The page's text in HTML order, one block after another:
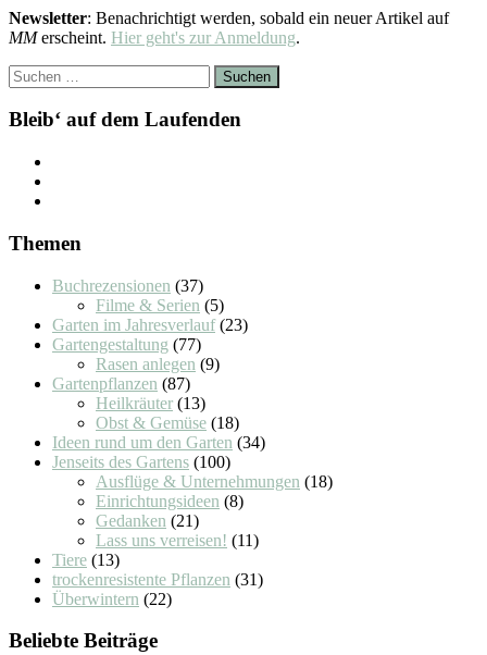
Newsletter: Benachrichtigt werden, sobald ein neuer Artikel auf
MMerscheint. Hier geht's zur Anmeldung.
Suchen
nach:
Bleib‘ auf dem Laufenden
Themen
Buchrezensionen (37)
Filme & Serien (5)
Garten im Jahresverlauf(23)
Gartengestaltung (77)
Rasen anlegen (9)
Gartenpflanzen (87)
Heilkräuter (13)
Obst & Gemüse (18)
Ideen rund um den Garten (34)
Jenseits des Gartens (100)
Ausflüge & Unternehmungen (18)
Einrichtungsideen (8)
Gedanken (21)
Lass uns verreisen! (11)
Tiere (13)
trockenresistente Pflanzen (31)
Überwintern (22)
Beliebte Beiträge